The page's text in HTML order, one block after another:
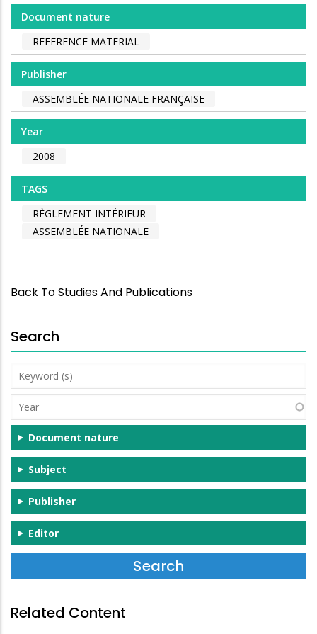
Document nature
REFERENCE MATERIAL
Publisher
ASSEMBLÉE NATIONALE FRANÇAISE
Year
2008
TAGS
RÈGLEMENT INTÉRIEUR
ASSEMBLÉE NATIONALE
Back To Studies And Publications
Search
Keyword
(s)
Year
Document nature
Subject
Publisher
Editor
Related Content